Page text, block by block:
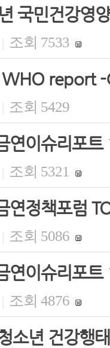
국민건강영
| 조회 7533
report -
| 조회 5429
연이슈리포
| 조회 5321
연정책포럼
| 조회 5086
연이슈리포
| 조회 4876
소년 건강행